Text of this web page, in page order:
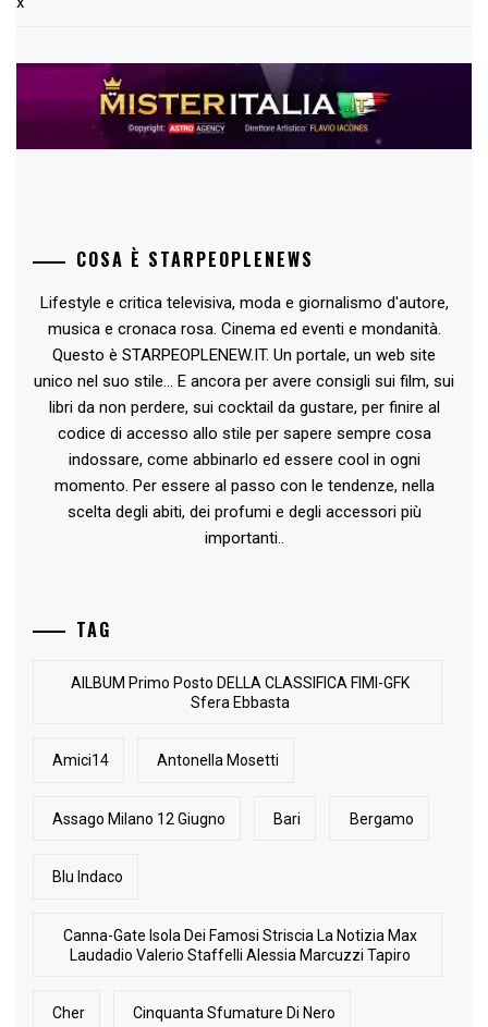
COSA È STARPEOPLENEWS
Lifestyle e critica televisiva, moda e giornalismo d'autore,
musica e cronaca rosa. Cinema ed eventi e mondanità.
Questo è STARPEOPLENEW.IT. Un portale, un web site
unico nel suo stile... E ancora per avere consigli sui film, sui
libri da non perdere, sui cocktail da gustare, per finire al
codice di accesso allo stile per sapere sempre cosa
indossare, come abbinarlo ed essere cool in ogni
momento. Per essere al passo con le tendenze, nella
scelta degli abiti, dei profumi e degli accessori più
importanti..
TAG
AlLBUM Primo Posto DELLA CLASSIFICA FIMI-GFK
Sfera Ebbasta
Amici14 Antonella Mosetti
Assago Milano 12 Giugno Bari Bergamo
Blu Indaco
Canna-Gate Isola Dei Famosi Striscia La Notizia Max
Laudadio Valerio Staffelli Alessia Marcuzzi Tapiro
Cher Cinquanta Sfumature Di Nero